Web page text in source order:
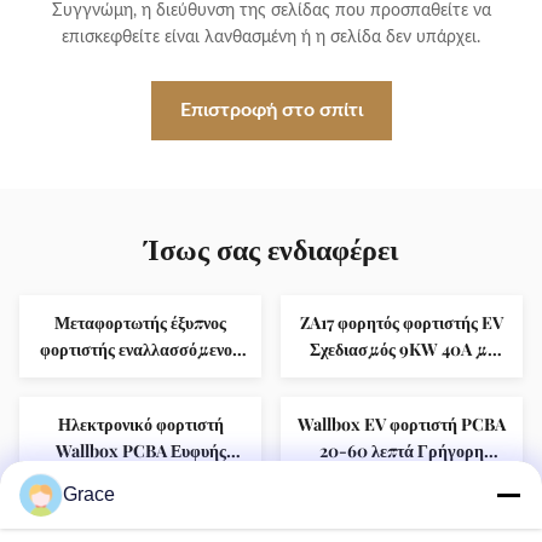
Συγγνώμη, η διεύθυνση της σελίδας που προσπαθείτε να
επισκεφθείτε είναι λανθασμένη ή η σελίδα δεν υπάρχει.
Επιστροφή στο σπίτι
Ίσως σας ενδιαφέρει
Μεταφορτωτής έξυπνος
φορτιστής εναλλασσόμενου
προγραμματισμένη
φόρτιση, πολλαπλή ευφυής
ανίχνευση, 4-βήματα
ρύθμιση ρεύματος.
ZA17 φορητός φορτιστής EV
Σχεδιασμός 9KW 40A με
Ηλεκτρονικό φορτιστή
Wallbox PCBA Ευφυής
Πρωτόκολλο CP ανίχνευση
Wallbox EV φορτιστή PCBA
20-60 λεπτά Γρήγορη
OEM ODM φορητό
Σταθμός φόρτισης
Grace